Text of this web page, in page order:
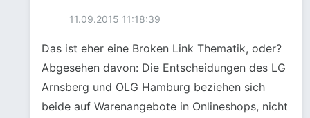
11.09.2015 11:18:39
Das ist eher eine Broken Link Thematik, oder?
Abgesehen davon: Die Entscheidungen des LG
Arnsberg und OLG Hamburg beziehen sich
beide auf Warenangebote in Onlineshops, nicht